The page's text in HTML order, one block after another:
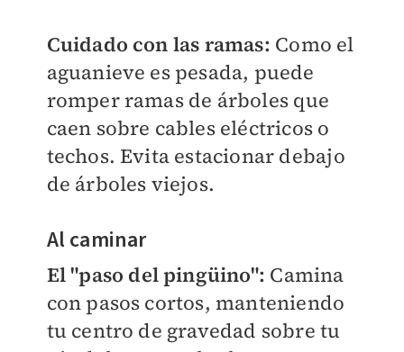
Cuidado con las ramas: Como el
aguanieve es pesada, puede
romper ramas de árboles que
caen sobre cables eléctricos o
techos. Evita estacionar debajo
de árboles viejos.
Al caminar
El "paso del pingüino": Camina
con pasos cortos, manteniendo
tu centro de gravedad sobre tu